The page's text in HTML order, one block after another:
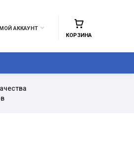
МОЙ АККАУНТ
КОРЗИНА